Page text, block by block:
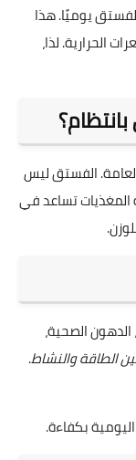
يوميًا. هذا
الحرارية. لذا،
الفستق ليس
تساعد في
الدهون الصحية،
الطاقة والنشاط.
بكفاءة.